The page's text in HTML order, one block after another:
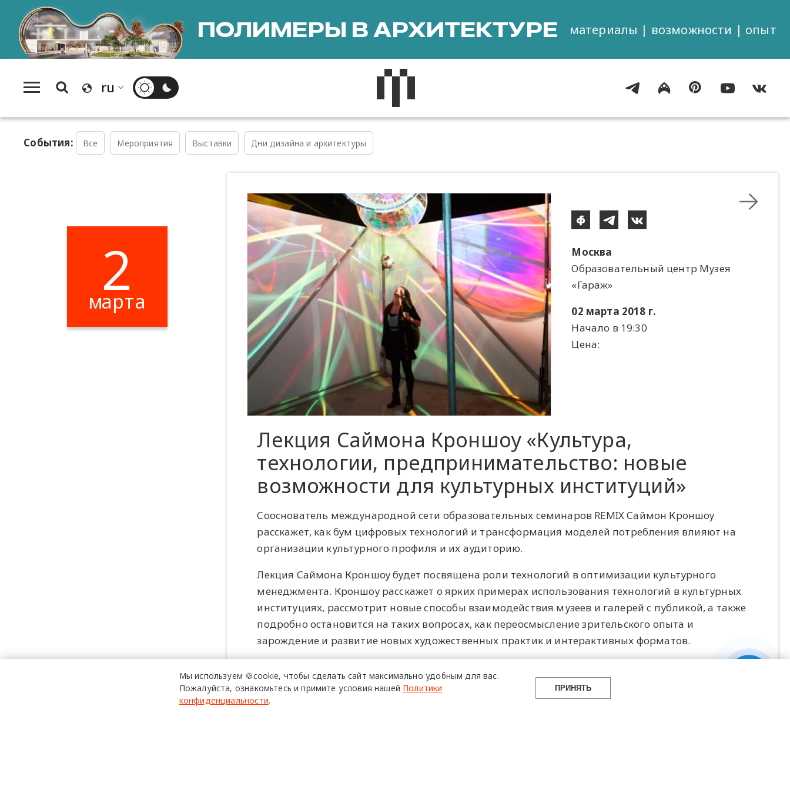
ПОЛИМЕРЫ В АРХИТЕКТУРЕ материалы | возможности | опыт
События: Все Мероприятия Выставки Дни дизайна и архитектуры
2
марта
Москва
Образовательный центр Музея
«Гараж»
02 марта 2018 г.
Начало в 19:30
Цена:
Лекция Саймона Кроншоу «Культура,
технологии, предпринимательство: новые
возможности для культурных институций»
Сооснователь международной сети образовательных семинаров REMIX Саймон Кроншоу
расскажет, как бум цифровых технологий и трансформация моделей потребления влияют на
организации культурного профиля и их аудиторию.
Лекция Саймона Кроншоу будет посвящена роли технологий в оптимизации культурного
менеджмента. Кроншоу расскажет о ярких примерах использования технологий в культурных
институциях, рассмотрит новые способы взаимодействия музеев и галерей с публикой, а также
подробно остановится на таких вопросах, как переосмысление зрительского опыта и
зарождение и развитие новых художественных практик и интерактивных форматов.
организованного Музеем современного искусства «Гараж» и Британским Советом.
Мы используем 🍪cookie, чтобы сделать сайт максимально удобным для вас.
Пожалуйста, ознакомьтесь и примите условия нашей Политики
конфиденциальности.
ПРИНЯТЬ